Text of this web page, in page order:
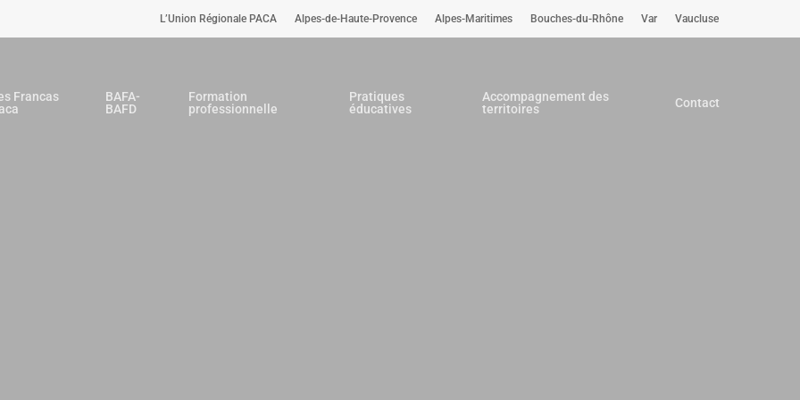
L’Union Régionale PACA Alpes-de-Haute-Provence Alpes-Maritimes Bouches-du-Rhône Var Vaucluse
Francas
BAFA-
BAFD
Formation
professionnelle
Pratiques
éducatives
Accompagnement des
territoires
Contact